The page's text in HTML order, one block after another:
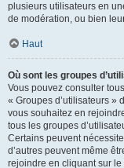
plusieurs utilisateurs en
de modération, ou bien
Haut
Où sont les groupes
Vous pouvez consulter
« Groupes d’utilisateurs »
vous souhaitez en
tous les groupes
Certains peuvent
d’autres peuvent même
rejoindre en cliquant sur